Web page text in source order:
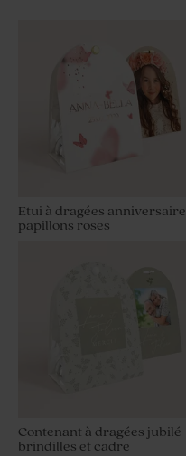
Etui à dragées anniversaire
papillons roses
Contenant à dragées jubilé
brindilles et cadre